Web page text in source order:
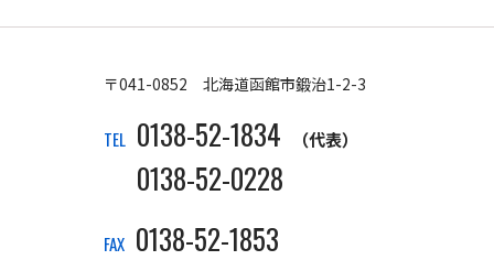
〒041-0852 北海道函館市鍛治1-2-3
TEL 0138-52-1834 （代表）
0138-52-0228
FAX 0138-52-1853